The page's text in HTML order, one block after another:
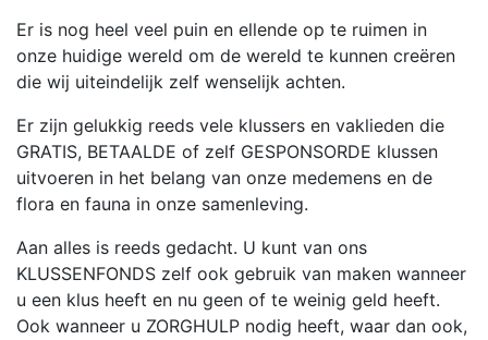
Er is nog heel veel puin en ellende op te ruimen in
onze huidige wereld om de wereld te kunnen creëren
die wij uiteindelijk zelf wenselijk achten.
Er zijn gelukkig reeds vele klussers en vaklieden die
GRATIS, BETAALDE of zelf GESPONSORDE klussen
uitvoeren in het belang van onze medemens en de
flora en fauna in onze samenleving.
Aan alles is reeds gedacht. U kunt van ons
KLUSSENFONDS zelf ook gebruik van maken wanneer
u een klus heeft en nu geen of te weinig geld heeft.
Ook wanneer u ZORGHULP nodig heeft, waar dan ook,